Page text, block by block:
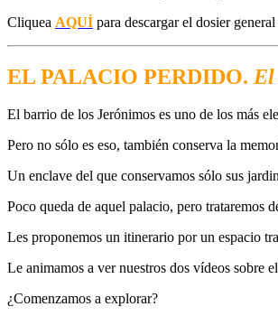
Cliquea AQUÍ para descargar el dosier
EL PALACIO PERDIDO. El
El barrio de los Jerónimos es uno de los más
Pero no sólo es eso, también conserva la
Un enclave del que conservamos sólo sus
Poco queda de aquel palacio, pero trataremos
Les proponemos un itinerario por un espacio
Le animamos a ver nuestros dos vídeos sobre
¿Comenzamos a explorar?